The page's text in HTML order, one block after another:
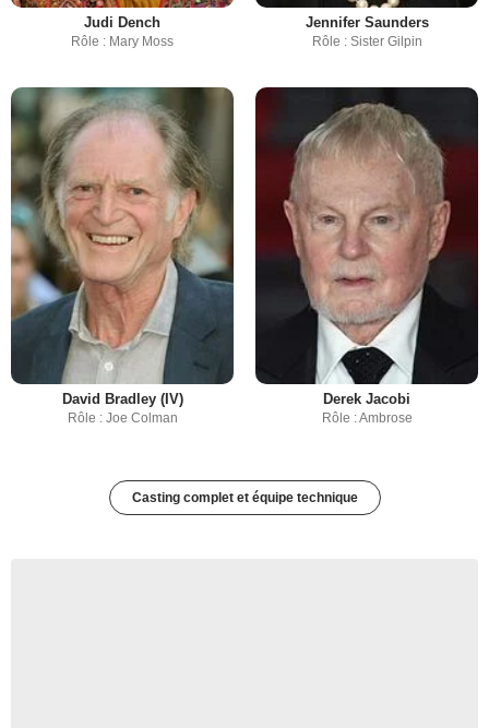
Judi Dench
Rôle : Mary Moss
Jennifer Saunders
Rôle : Sister Gilpin
David Bradley (IV)
Rôle : Joe Colman
Derek Jacobi
Rôle : Ambrose
Casting complet et équipe technique